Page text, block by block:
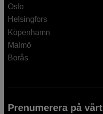
Oslo
Helsingfors
Köpenhamn
Malmö
Borås
Prenumerera på